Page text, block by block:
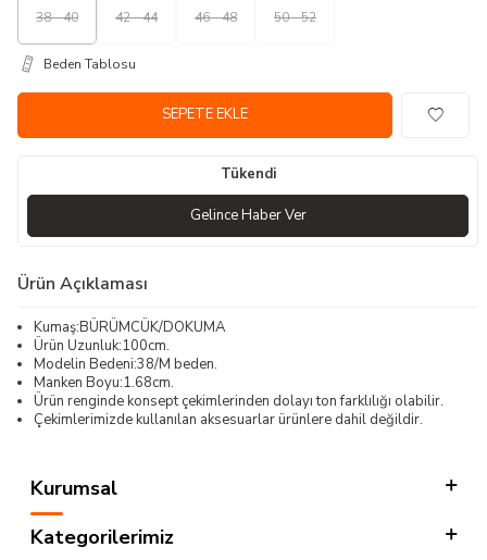
38 - 40 42 - 44 46 - 48 50 - 52
Beden Tablosu
SEPETE EKLE
Tükendi
Gelince Haber Ver
Ürün Açıklaması
Kumaş:BÜRÜMCÜK/DOKUMA
Ürün Uzunluk:100cm.
Modelin Bedeni:38/M beden.
Manken Boyu:1.68cm.
Ürün renginde konsept çekimlerinden dolayı ton farklılığı olabilir.
Çekimlerimizde kullanılan aksesuarlar ürünlere dahil değildir.
Kurumsal
Kategorilerimiz